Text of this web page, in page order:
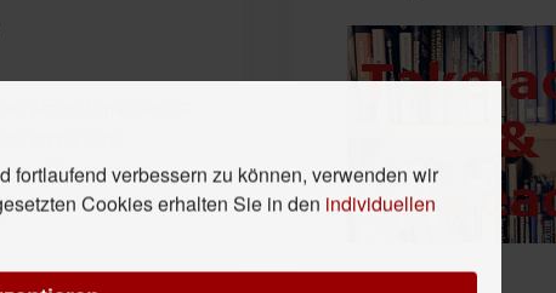
Am optimalsten ist
bzw.
Optimierung
Besonders
fortlaufend verbessern zu können, verwenden wir
Cookies erhalten Sie in den individuellen